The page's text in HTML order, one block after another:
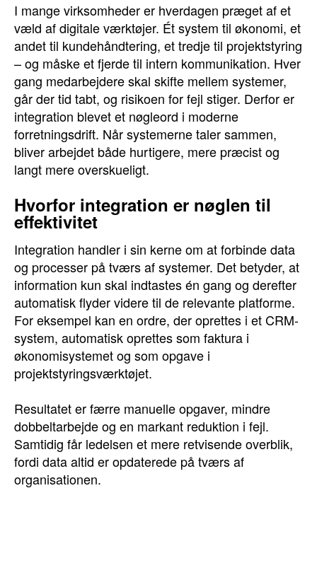
I mange virksomheder er hverdagen præget af et
væld af digitale værktøjer. Ét system til økonomi, et
andet til kundehåndtering, et tredje til projektstyring
– og måske et fjerde til intern kommunikation. Hver
gang medarbejdere skal skifte mellem systemer,
går der tid tabt, og risikoen for fejl stiger. Derfor er
integration blevet et nøgleord i moderne
forretningsdrift. Når systemerne taler sammen,
bliver arbejdet både hurtigere, mere præcist og
langt mere overskueligt.
Hvorfor integration er nøglen til
effektivitet
Integration handler i sin kerne om at forbinde data
og processer på tværs af systemer. Det betyder, at
information kun skal indtastes én gang og derefter
automatisk flyder videre til de relevante platforme.
For eksempel kan en ordre, der oprettes i et CRM-
system, automatisk oprettes som faktura i
økonomisystemet og som opgave i
projektstyringsværktøjet.
Resultatet er færre manuelle opgaver, mindre
dobbeltarbejde og en markant reduktion i fejl.
Samtidig får ledelsen et mere retvisende overblik,
fordi data altid er opdaterede på tværs af
organisationen.